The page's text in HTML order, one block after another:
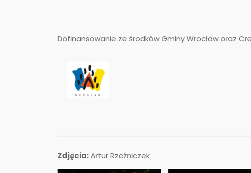
Dofinansowanie ze środków Gminy Wrocław oraz
Zdjęcia:Artur Rzeźniczek